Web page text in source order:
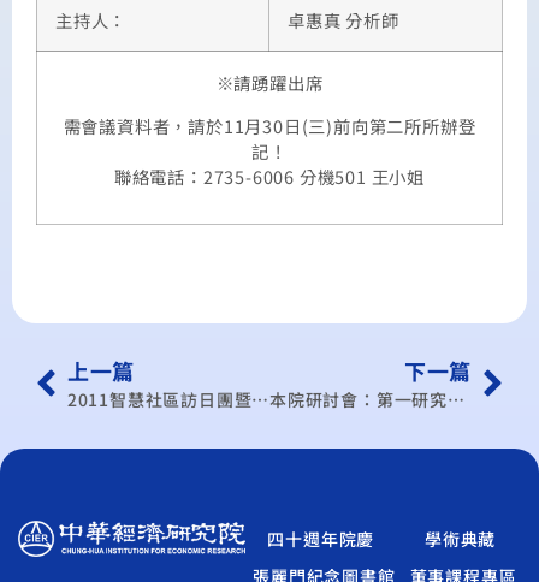
主持人： 卓惠真 分析師
※請踴躍出席
需會議資料者，請於11月30日(三)前向第二所所辦登
記！
聯絡電話：2735-6006 分機501 王小姐
上一篇
2011智慧社區訪日團暨日本綠色產品展 (Eco-Products2011)
下一篇
本院研討會：第一研究所學術研討會(100/12月)
四十週年院慶
學術典藏
張麗門紀念圖書館
董事課程專區